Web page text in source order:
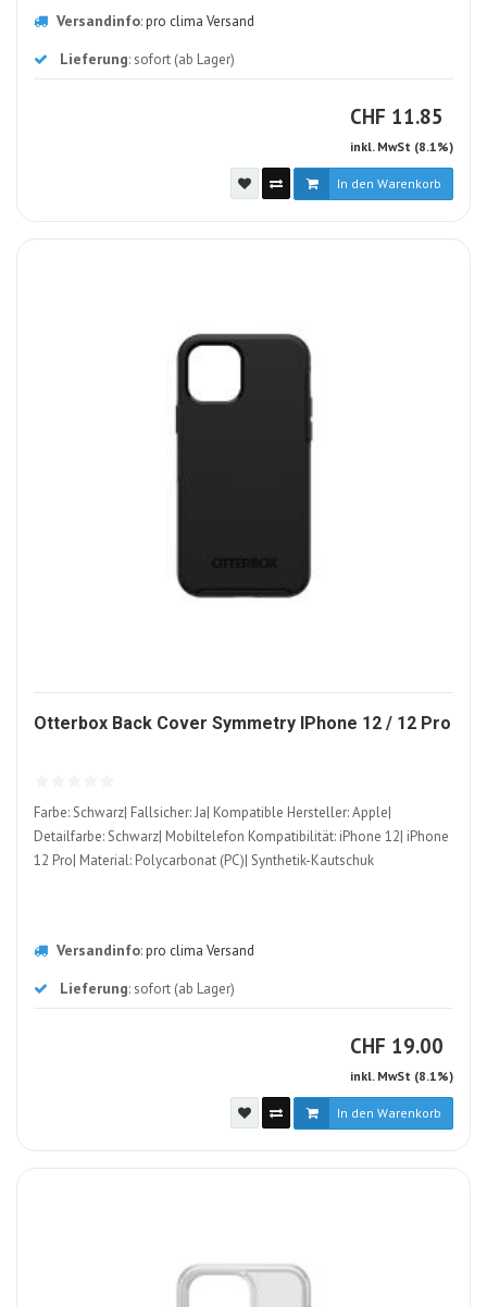
Versandinfo:pro clima Versand
Lieferung: sofort (ab Lager)
CHF CHF
11.85
inkl. MwSt (8.1%)
In den Warenkorb
Otterbox Back Cover Symmetry IPhone 12 / 12 Pro
Farbe: Schwarz| Fallsicher: Ja| Kompatible Hersteller: Apple|
Detailfarbe: Schwarz| Mobiltelefon Kompatibilität: iPhone 12| iPhone
12 Pro| Material: Polycarbonat (PC)| Synthetik-Kautschuk
Versandinfo:pro clima Versand
Lieferung: sofort (ab Lager)
CHF CHF
19.00
inkl. MwSt (8.1%)
In den Warenkorb